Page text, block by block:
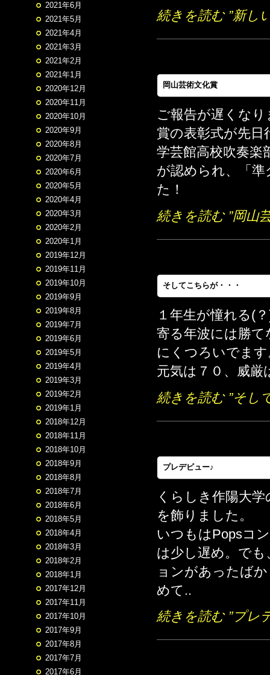
2021年6月
2021年5月
2021年4月
2021年3月
2021年2月
2021年1月
2020年12月
2020年11月
2020年10月
2020年9月
2020年8月
2020年7月
2020年6月
2020年5月
2020年4月
2020年3月
2020年2月
2020年1月
2019年12月
2019年11月
2019年10月
2019年9月
2019年8月
2019年7月
2019年6月
2019年5月
2019年4月
2019年3月
2019年2月
2019年1月
2018年12月
2018年11月
2018年10月
2018年9月
2018年8月
2018年7月
2018年6月
2018年5月
2018年4月
2018年3月
2018年2月
2018年1月
2017年12月
2017年11月
2017年10月
2017年9月
2017年8月
2017年7月
2017年6月
続きを読む ”新し
岡山芸術文化賞
ご報告が遅くな
賞の表彰式が先
学芸館高校吹奏楽
が認められ、「
た！
続きを読む ”岡山
そしてこちらが・・・
１年生が憧れる(
寄る年波には勝
にくつろいでます
元気は７０、威
続きを読む ”そし
プレデビュー♪
くらしき作陽大
を飾りました。
いつもはPopsコ
は少し遅め。で
ョンがあったば
めて..
続きを読む ”プレ